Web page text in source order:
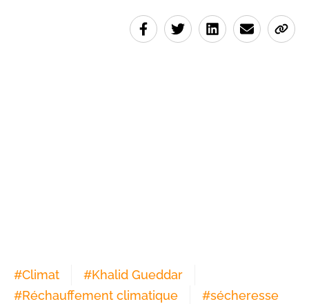
#Climat #Khalid Gueddar
#Réchauffement climatique #sécheresse